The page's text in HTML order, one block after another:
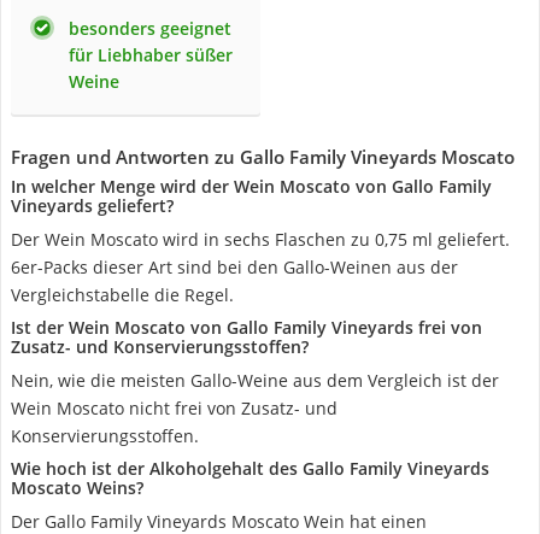
besonders geeignet
für Liebhaber süßer
Weine
Fragen und Antworten zu Gallo Family Vineyards Moscato
In welcher Menge wird der Wein Moscato von Gallo Family
Vineyards geliefert?
Der Wein Moscato wird in sechs Flaschen zu 0,75 ml geliefert.
6er-Packs dieser Art sind bei den Gallo-Weinen aus der
Vergleichstabelle die Regel.
Ist der Wein Moscato von Gallo Family Vineyards frei von
Zusatz- und Konservierungsstoffen?
Nein, wie die meisten Gallo-Weine aus dem Vergleich ist der
Wein Moscato nicht frei von Zusatz- und
Konservierungsstoffen.
Wie hoch ist der Alkoholgehalt des Gallo Family Vineyards
Moscato Weins?
Der Gallo Family Vineyards Moscato Wein hat einen